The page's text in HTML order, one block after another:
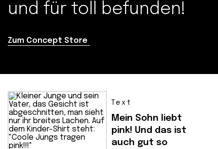
und für toll befunden!
Zum Concept Store
Text
Mein Sohn liebt
pink! Und das ist
auch gut so